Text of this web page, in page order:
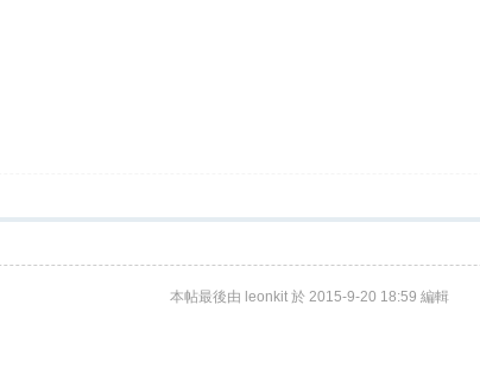
本帖最後由 leonkit 於 2015-9-20 18:59 編輯